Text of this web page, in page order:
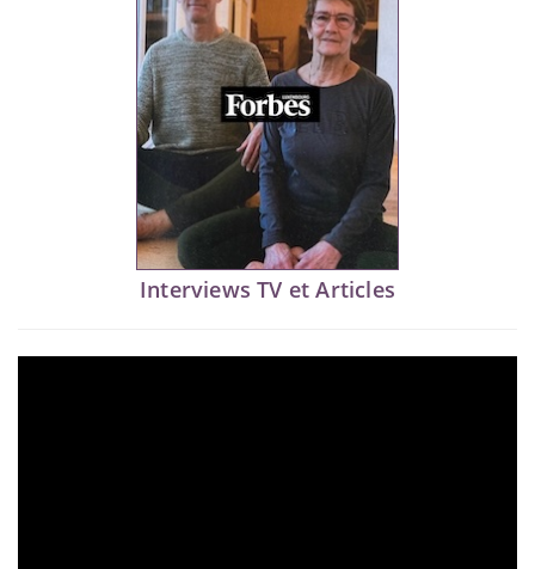
Interviews TV et Articles